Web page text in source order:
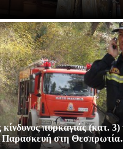
πυρκαγιάς (κατ. 3)
Παρασκευή στη